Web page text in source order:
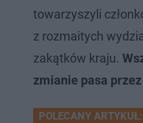
towarzyszyli
z rozmaitych
zakątków kraju.
zmianie pasa
POLECANY ARTYKUŁ: